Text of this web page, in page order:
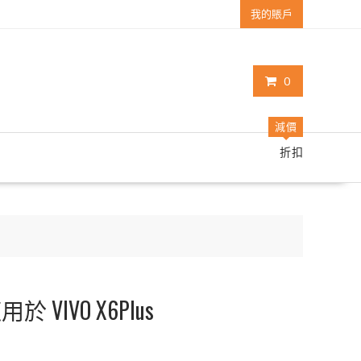
我的賬戶
0
減價
折扣
於 VIVO X6Plus